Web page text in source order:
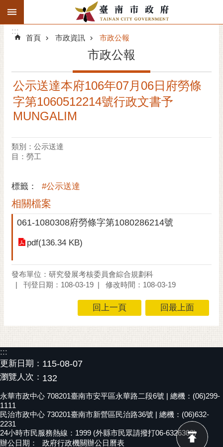
跳到主要內容區塊
搜
階
精彩府城
市府動態
市府團隊
主題服務
市政資訊
市民互動
哲
螢
光
桐
花
祭
網
站
導
覽
訂
:::
:::
首頁 市政資訊 市政公報
市政公報
公示送達本府106年07月06日府勞條
字第1060512214號行政文書予
MUNGALIM
類別：公示送達
目：勞工
標籤： #公示送達
相關檔案
061-1080308府勞條字第1080286214號
pdf(136.34 KB)
發布單位：研究發展考核委員會綜合規劃科
刊登日期：108-03-19
修改時間：108-03-19
回上一頁 回最上面
:::
更新日期： 115-08-07
瀏覽人次： 132
永華市政中心 708201臺南市安平區永華路二段6號 | 總機：(06)299-
1111
民治市政中心 730201臺南市新營區民治路36號 | 總機：(06)632-
2231
24小時市民服務熱線：1999 (外縣市民眾請撥打06-6326303)
辦公日期：
政府行政機關辦公日曆表